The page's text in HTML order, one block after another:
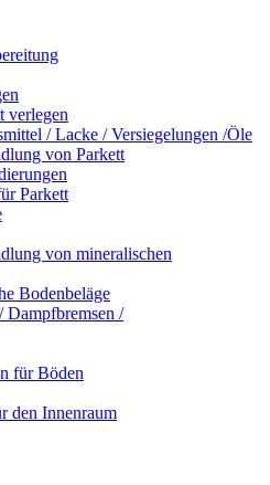
verlegen
/ Lacke / Versiegelungen /Öle
von Parkett
Parkett
von mineralischen
Bodenbeläge
/
für Böden
den Innenraum